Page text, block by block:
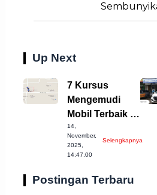
Up Next
7 Kursus
Mengemudi
Mobil Terbaik di
Bogor
Kabupaten 2023
14,
November,
2025,
14:47:00
Selengkapnya
Postingan Terbaru